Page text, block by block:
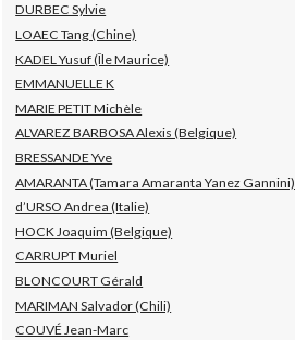
DURBEC Sylvie
LOAEC Tang (Chine)
KADEL Yusuf (Île Maurice)
EMMANUELLE K
MARIE PETIT Michèle
ALVAREZ BARBOSA Alexis (Belgique)
BRESSANDE Yve
AMARANTA (Tamara Amaranta Yanez Gannini)
d’URSO Andrea (Italie)
HOCK Joaquim (Belgique)
CARRUPT Muriel
BLONCOURT Gérald
MARIMAN Salvador (Chili)
COUVÉ Jean-Marc